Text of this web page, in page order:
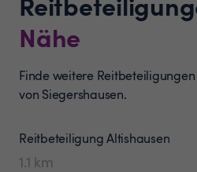
Nähe
Finde weitere
von Siegershausen.
ReitbeteiligungAltishausen
1.1 km